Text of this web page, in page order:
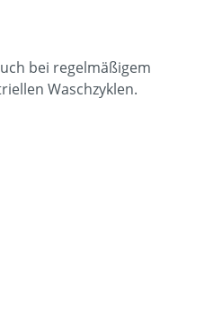
bei regelmäßigem
Waschzyklen.